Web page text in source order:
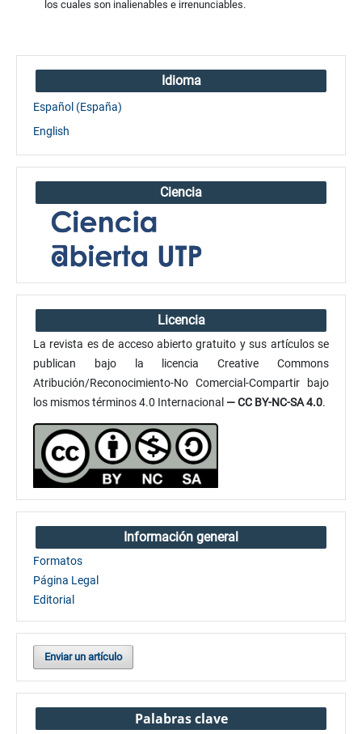
los cuales son inalienables e irrenunciables.
Idioma
Español (España)
English
Ciencia
Licencia
La revista es de acceso abierto gratuito y sus artículos se
publican bajo la licencia Creative Commons
Atribución/Reconocimiento-No Comercial-Compartir bajo
los mismos términos 4.0 Internacional — CC BY-NC-SA 4.0.
Información general
Formatos
Página Legal
Editorial
Enviar un artículo
Palabras clave